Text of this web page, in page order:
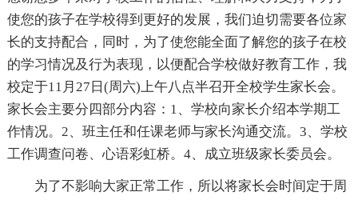
使您的孩子在学校得到更好的发展，我们迫切需要各位家
长的支持配合，同时，为了使您能全面了解您的孩子在校
的学习情况及行为表现，以便配合学校做好教育工作，我
校定于11月27日(周六)上午八点半召开全校学生家长会。
家长会主要分四部分内容：1、学校向家长介绍本学期工
作情况。2、班主任和任课老师与家长沟通交流。3、学校
工作调查问卷、心语彩虹桥。4、成立班级家长委员会。
为了不影响大家正常工作，所以将家长会时间定于周